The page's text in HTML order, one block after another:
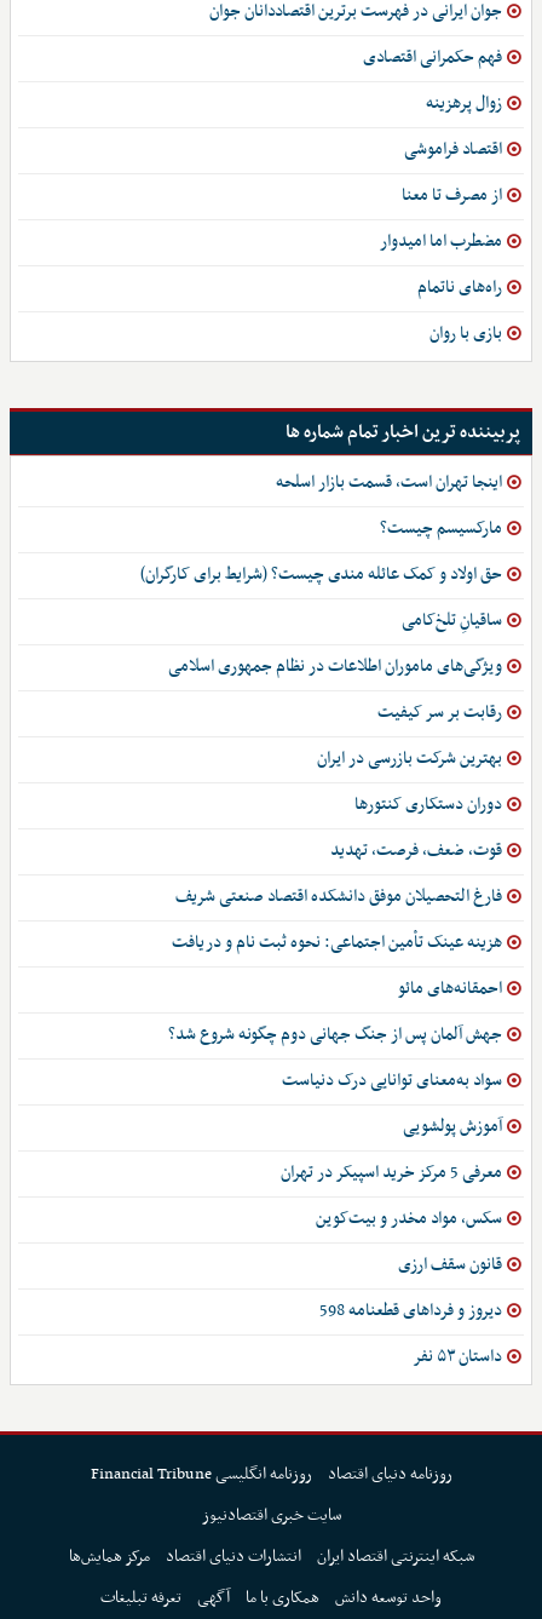
جوان ایرانی در فهرست برترین اقتصاددانان جوان
فهم حکمرانی اقتصادی
زوال پرهزینه
اقتصاد فراموشی
از مصرف تا معنا
مضطرب اما امیدوار
راه‌های ناتمام
بازی با روان
پربیننده ترین اخبار تمام شماره ها
اینجا تهران است، قسمت بازار اسلحه
مارکسیسم چیست؟
حق اولاد و کمک عائله مندی چیست؟ (شرایط برای کارگران)
ساقیانِ تلخ‌کامی
ویژگی‌های ماموران اطلاعات در نظام جمهوری اسلامی
رقابت بر سر کیفیت
بهترین شرکت بازرسی در ایران
دوران دستکاری کنتورها
قوت، ضعف، فرصت، تهدید
فارغ التحصیلان موفق دانشکده اقتصاد صنعتی شریف
هزینه عینک تأمین اجتماعی: نحوه ثبت نام و دریافت
احمقانه‌های مائو
جهش آلمان پس از جنگ جهانی دوم چگونه شروع شد؟
سواد به‌معنای توانایی درک دنیاست
آموزش پولشویی
معرفی 5 مرکز خرید اسپیکر در تهران
سکس، مواد مخدر و بیت‌کوین
قانون سقف ارزی
دیروز و فرداهای قطعنامه 598
داستان ۵۳ نفر
روزنامه دنیای اقتصاد
روزنامه انگلیسی Financial Tribune
سایت خبری اقتصادنیوز
شبکه اینترنتی اقتصاد ایران انتشارات دنیای اقتصاد
مرکز همایش‌ها
واحد توسعه دانش همکاری با ما آگهی تعرفه تبلیغات